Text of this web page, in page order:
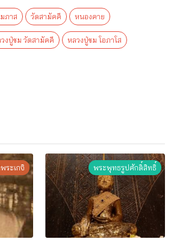
ภาส วัดสามัคคี หนองคาย
งปู่ชม วัดสามัคคี หลวงปู่ชม โอภาโส
ระเกจิ พระพุทธรูปศักดิ์สิทธิ์